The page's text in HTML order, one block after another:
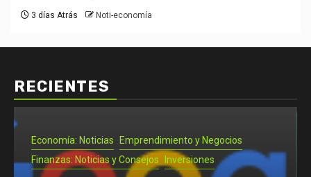
3 días Atrás Noti-economía
RECIENTES
y Negocios
Inversiones